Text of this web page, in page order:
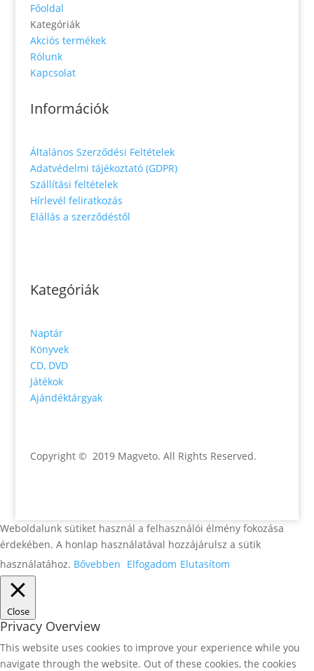
Főoldal
Kategóriák
Akciós termékek
Rólunk
Kapcsolat
Információk
Általános Szerződési Feltételek
Adatvédelmi tájékoztató (GDPR)
Szállítási feltételek
Hírlevél feliratkozás
Elállás a szerződéstől
Kategóriák
Naptár
Könyvek
CD, DVD
Játékok
Ajándéktárgyak
Copyright © 2019 Magveto. All Rights Reserved.
Weboldalunk sütiket használ a felhasználói élmény fokozása
érdekében. A honlap használatával hozzájárulsz a sütik
használatához. Bővebben Elfogadom Elutasítom
Close
Privacy Overview
This website uses cookies to improve your experience while you
navigate through the website. Out of these cookies, the cookies